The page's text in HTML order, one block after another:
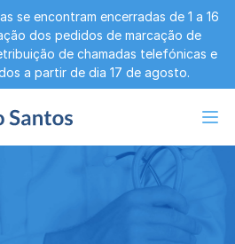
se encontram encerradas de 1 a 16
dos pedidos de marcação de
de chamadas telefónicas e
a partir de dia 17 de agosto.